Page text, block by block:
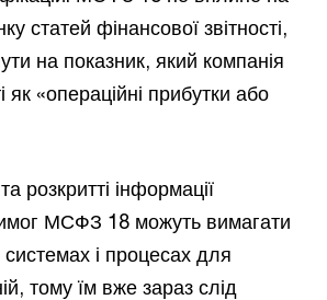
статей фінансової звітності,
на показник, який компанія
як «операційні прибутки або
розкритті інформації
МСФЗ 18 можуть вимагати
системах і процесах для
тому їм вже зараз слід